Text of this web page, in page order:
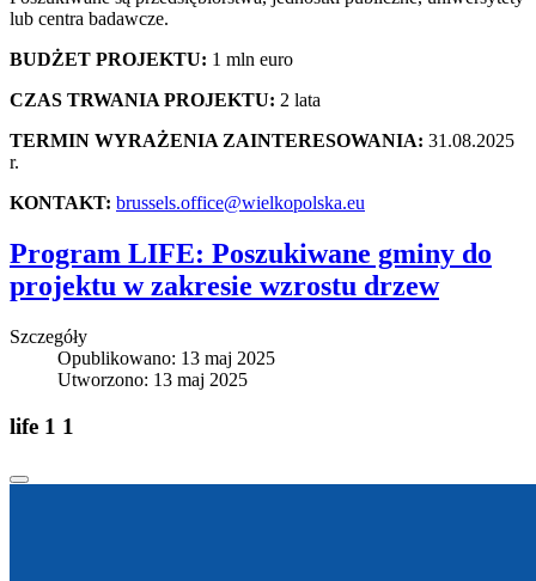
lub centra badawcze.
BUDŻET PROJEKTU: 1 mln euro
CZAS TRWANIA PROJEKTU: 2 lata
TERMIN WYRAŻENIA ZAINTERESOWANIA: 31.08.2025
r.
KONTAKT: brussels.office@wielkopolska.eu
Program LIFE: Poszukiwane gminy do
projektu w zakresie wzrostu drzew
Szczegóły
Opublikowano: 13 maj 2025
Utworzono: 13 maj 2025
life 1 1